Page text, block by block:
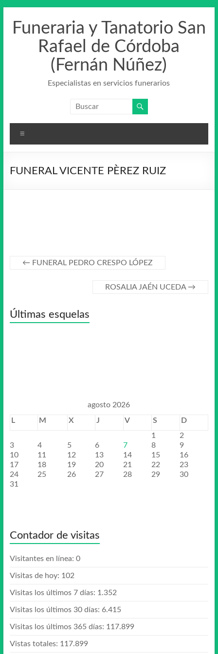
contenido
Funeraria y Tanatorio San
Rafael de Córdoba
(Fernán Núñez)
Especialistas en servicios funerarios
FUNERAL VICENTE PÈREZ RUIZ
← FUNERAL PEDRO CRESPO LÓPEZ
ROSALIA JAÉN UCEDA →
Últimas esquelas
agosto 2026
L
M X J V S
D
1
2
3
4 5 6 7 8
9
10
11 12 13 14 15
16
17
18 19 20 21 22
23
24
25 26 27 28 29
30
31
Contador de visitas
Visitantes en línea: 0
Visitas de hoy: 102
Visitas los últimos 7 días: 1.352
Visitas los últimos 30 días: 6.415
Visitas los últimos 365 días: 117.899
Vistas totales: 117.899